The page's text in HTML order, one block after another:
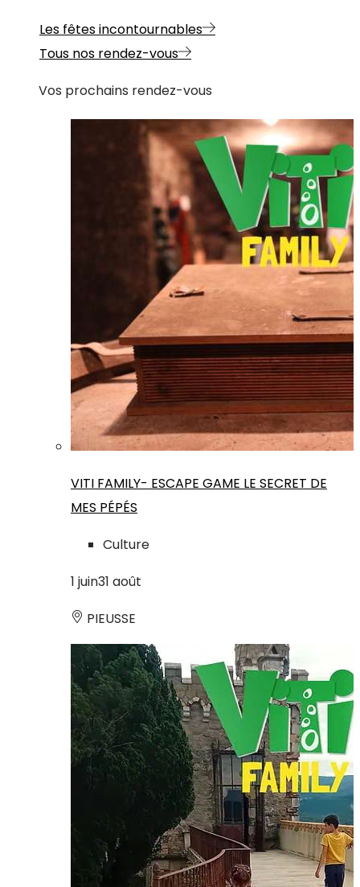
Les fêtes incontournables
Tous nos rendez-vous
Vos prochains rendez-vous
VITI FAMILY- ESCAPE GAME LE SECRET DE
MES PÉPÉS
Culture
1 juin31 août
PIEUSSE